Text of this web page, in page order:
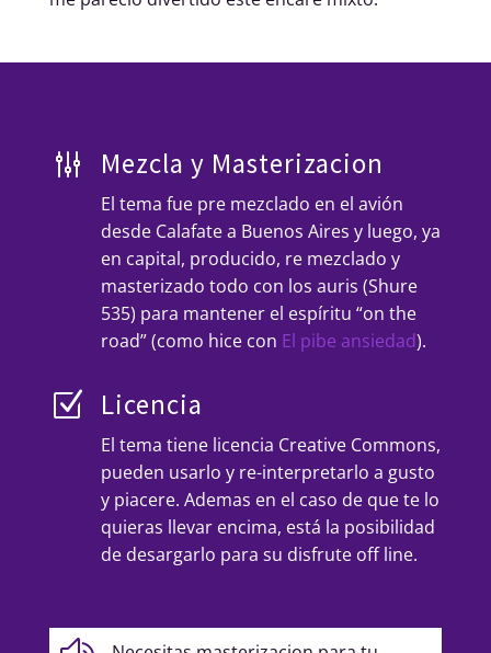
g Mezcla y Masterizacion
El tema fue pre mezclado en el avión
desde Calafate a Buenos Aires y luego, ya
en capital, producido, re mezclado y
masterizado todo con los auris (Shure
535) para mantener el espíritu “on the
road” (como hice con El pibe ansiedad).
Z Licencia
El tema tiene licencia Creative Commons,
pueden usarlo y re-interpretarlo a gusto
y piacere. Ademas en el caso de que te lo
quieras llevar encima, está la posibilidad
de desargarlo para su disfrute off line.